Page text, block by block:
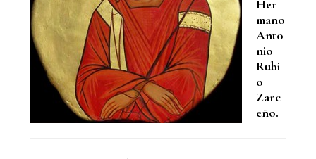
Her
mano
Anto
nio
Rubi
o
Zarc
eño.